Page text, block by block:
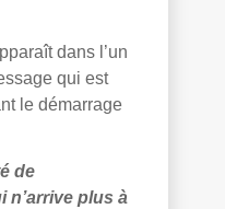
dans l’un
qui est
le démarrage
de
n’arrive plus à